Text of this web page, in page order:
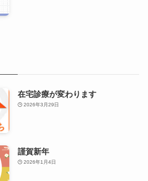
在宅診療が変わります
2026年3月29日
謹賀新年
2026年1月4日